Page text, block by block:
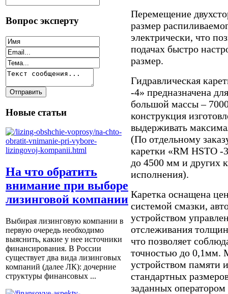
Вопрос эксперту
Новые статьи
На что обратить
внимание при выборе
лизинговой компании
Выбирая лизинговую компании в
первую очередь необходимо
выяснить, какие у нее источники
финансирования. В России
существует два вида лизинговых
компаний (далее ЛК): дочерние
структуры финансовых ...
Перемещение
размер
электрически, что
подачах быстро
размер.
Гидравлическая
-4» предназначена
большой массы –
конструкция
выдерживать
(По отдельному
каретки «RM HSTO -
до 4500 мм и других
исполнения).
Каретка оснащена
системой смазки,
устройством
отслеживания
что позволяет
точностью до 0,1мм.
устройством памяти
стандартных
заданных